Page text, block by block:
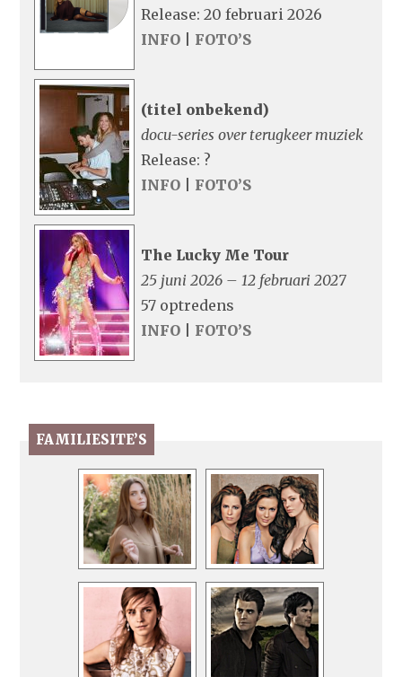
Release: 20 februari 2026
INFO
FOTO’S
(titel onbekend)
docu-series over terugkeer muziek
Release: ?
INFO
FOTO’S
The Lucky Me Tour
25 juni 2026 – 12 februari 2027
57 optredens
INFO
FOTO’S
FAMILIESITE’S